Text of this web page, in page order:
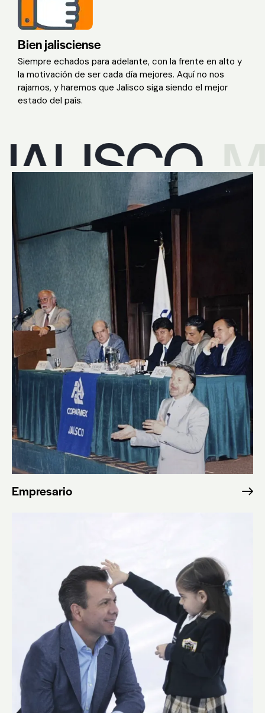
Bien jalisciense
Siempre echados para adelante, con la frente en alto y
la motivación de ser cada día mejores. Aquí no nos
rajamos, y haremos que Jalisco siga siendo el mejor
estado del país.
MI
Empresario